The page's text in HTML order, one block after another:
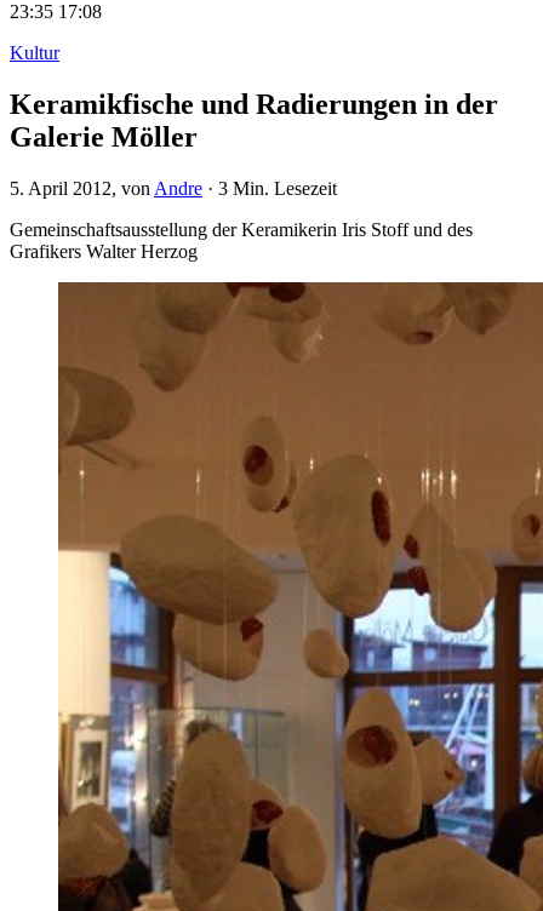
23:35 17:08
Kultur
Keramikfische und Radierungen in der
Galerie Möller
5. April 2012, von Andre · 3 Min. Lesezeit
Gemeinschaftsausstellung der Keramikerin Iris Stoff und des
Grafikers Walter Herzog